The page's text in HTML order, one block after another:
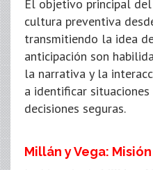
El objetivo principal
cultura preventiva
transmitiendo la idea
anticipación son
la narrativa y la
a identificar
decisiones seguras.
Millán y Vega: